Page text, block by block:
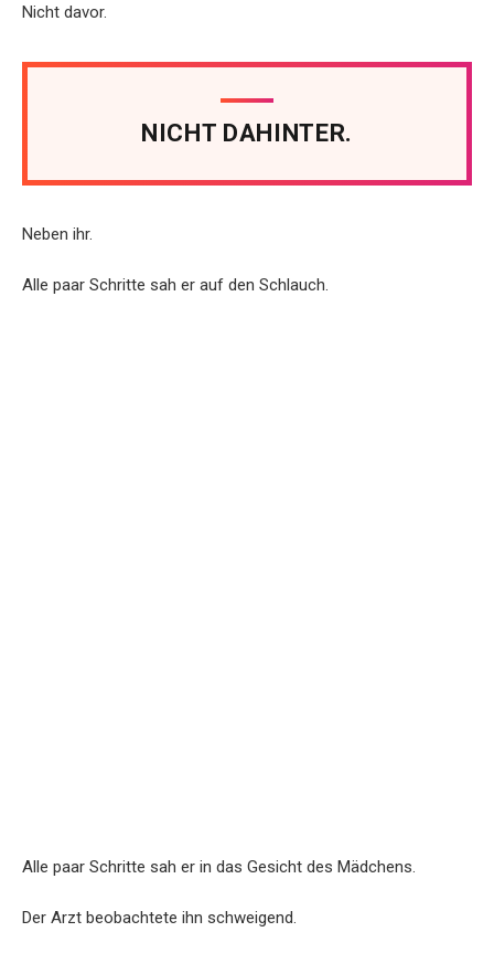
Nicht davor.
NICHT DAHINTER.
Neben ihr.
Alle paar Schritte sah er auf den Schlauch.
Alle paar Schritte sah er in das Gesicht des Mädchens.
Der Arzt beobachtete ihn schweigend.